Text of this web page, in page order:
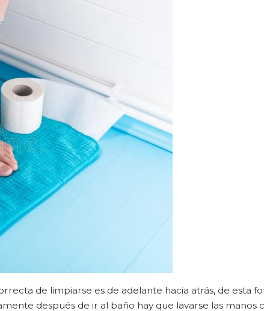
de limpiarse es de adelante hacia atrás, de esta
después de ir al baño hay que lavarse las manos